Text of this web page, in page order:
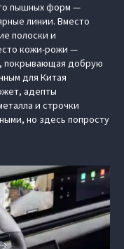
пышных форм —
линии. Вместо
полоски и
кожи-рожи —
покрывающая добрую
для Китая
адепты
и строчки
но здесь попросту